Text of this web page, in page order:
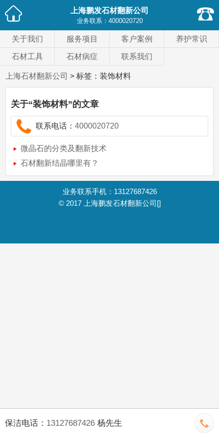
上海鹏发石材翻新公司
业务联系： 4000020720
关于我们 服务项目 客户案例 养护常识
石材工具 石材病症 联系我们
上海石材翻新公司 > 标签：装饰材料
关于“装饰材料”的文章
联系电话：4000020720
微晶石的分类及翻新技术
石材翻新结晶哪里有？
业务联系手机：13127687426
© 2017
上海鹏发石材翻新公司[]
保洁电话： 13127687426 杨先生